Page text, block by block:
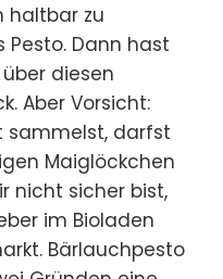
haltbar zu
Pesto. Dann hast
diesen
Aber Vorsicht:
sammelst, darfst
Maiglöckchen
nicht sicher bist,
im Bioladen
Bärlauchpesto